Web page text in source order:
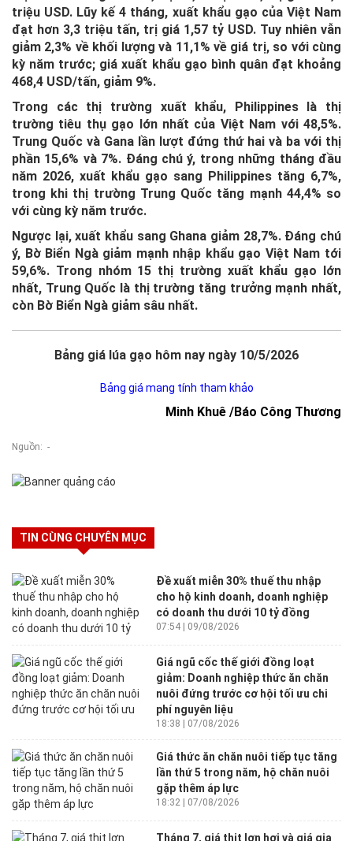
triệu USD. Lũy kế 4 tháng, xuất khẩu gạo của Việt Nam
đạt hơn 3,3 triệu tấn, trị giá 1,57 tỷ USD. Tuy nhiên vẫn
giảm 2,3% về khối lượng và 11,1% về giá trị, so với cùng
kỳ năm trước; giá xuất khẩu gạo bình quân đạt khoảng
468,4 USD/tấn, giảm 9%.
Trong các thị trường xuất khẩu, Philippines là thị
trường tiêu thụ gạo lớn nhất của Việt Nam với 48,5%.
Trung Quốc và Gana lần lượt đứng thứ hai và ba với thị
phần 15,6% và 7%. Đáng chú ý, trong những tháng đầu
năm 2026, xuất khẩu gạo sang Philippines tăng 6,7%,
trong khi thị trường Trung Quốc tăng mạnh 44,4% so
với cùng kỳ năm trước.
Ngược lại, xuất khẩu sang Ghana giảm 28,7%. Đáng chú
ý, Bờ Biển Ngà giảm mạnh nhập khẩu gạo Việt Nam tới
59,6%. Trong nhóm 15 thị trường xuất khẩu gạo lớn
nhất, Trung Quốc là thị trường tăng trưởng mạnh nhất,
còn Bờ Biển Ngà giảm sâu nhất.
Bảng giá lúa gạo hôm nay ngày 10/5/2026
Bảng giá mang tính tham khảo
Minh Khuê /Báo Công Thương
Nguồn: -
TIN CÙNG CHUYÊN MỤC
Đề xuất miễn 30% thuế thu nhập
cho hộ kinh doanh, doanh nghiệp
có doanh thu dưới 10 tỷ đồng
07:54 | 09/08/2026
Giá ngũ cốc thế giới đồng loạt
giảm: Doanh nghiệp thức ăn chăn
nuôi đứng trước cơ hội tối ưu chi
phí nguyên liệu
18:38 | 07/08/2026
Giá thức ăn chăn nuôi tiếp tục tăng
lần thứ 5 trong năm, hộ chăn nuôi
gặp thêm áp lực
18:32 | 07/08/2026
Tháng 7, giá thịt lợn hơi và giá gia